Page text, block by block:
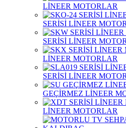
LİNEER MOTORLAR
SERİSİ LİNEER
SERİSİ LİNEER
LİNEER MOTORLAR
SERİSİ LİNEER
GEÇİRMEZ LİNEER
LİNEER MOTORLAR